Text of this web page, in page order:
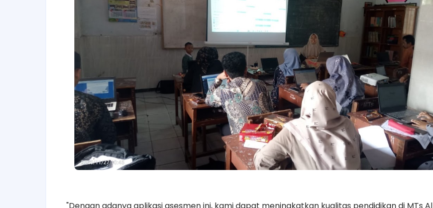
"Dengan adanya aplikasi asesmen ini, kami dapat meningkatkan kualitas pendidikan di MTs Al